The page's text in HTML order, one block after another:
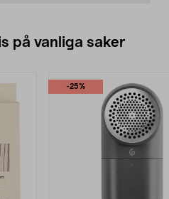
på vanliga saker
-25%